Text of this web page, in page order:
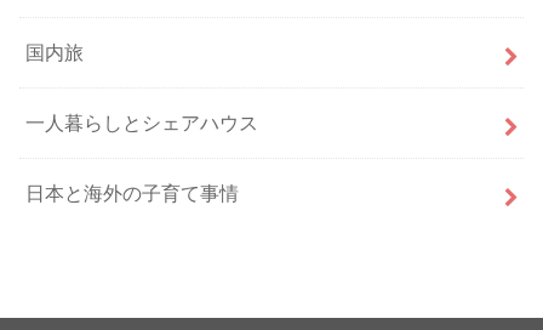
国内旅
一人暮らしとシェアハウス
日本と海外の子育て事情